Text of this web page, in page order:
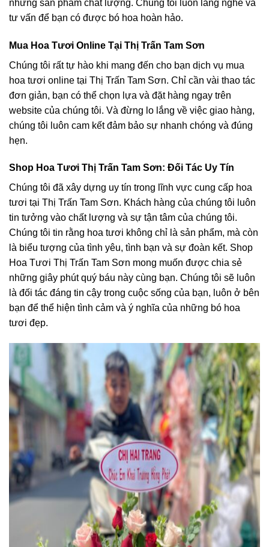
những sản phẩm chất lượng. Chúng tôi luôn lắng nghe và
tư vấn để bạn có được bó hoa hoàn hảo.
Mua Hoa Tươi Online Tại Thị Trấn Tam Sơn
Chúng tôi rất tự hào khi mang đến cho bạn dịch vụ mua
hoa tươi online tại Thị Trấn Tam Sơn. Chỉ cần vài thao tác
đơn giản, bạn có thể chọn lựa và đặt hàng ngay trên
website của chúng tôi. Và đừng lo lắng về việc giao hàng,
chúng tôi luôn cam kết đảm bảo sự nhanh chóng và đúng
hẹn.
Shop Hoa Tươi Thị Trấn Tam Sơn: Đối Tác Uy Tín
Chúng tôi đã xây dựng uy tín trong lĩnh vực cung cấp hoa
tươi tại Thị Trấn Tam Sơn. Khách hàng của chúng tôi luôn
tin tưởng vào chất lượng và sự tận tâm của chúng tôi.
Chúng tôi tin rằng hoa tươi không chỉ là sản phẩm, mà còn
là biểu tượng của tình yêu, tình bạn và sự đoàn kết. Shop
Hoa Tươi Thị Trấn Tam Sơn mong muốn được chia sẻ
những giây phút quý báu này cùng bạn. Chúng tôi sẽ luôn
là đối tác đáng tin cậy trong cuộc sống của bạn, luôn ở bên
bạn để thể hiện tình cảm và ý nghĩa của những bó hoa
tươi đẹp.